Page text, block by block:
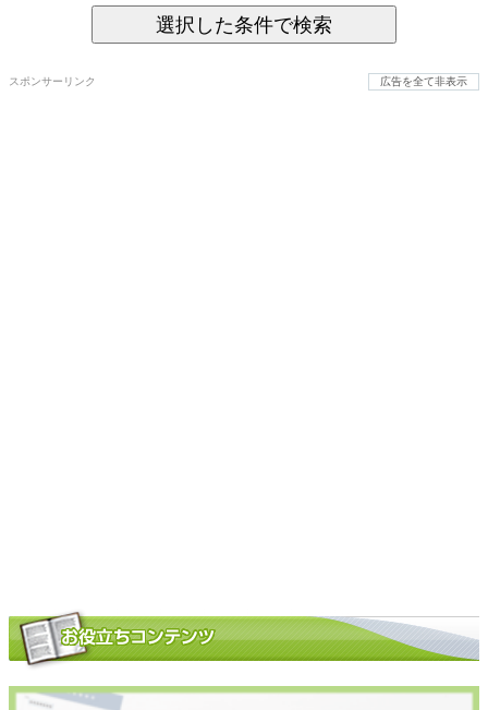
選択した条件で検索
スポンサーリンク 広告を全て非表示